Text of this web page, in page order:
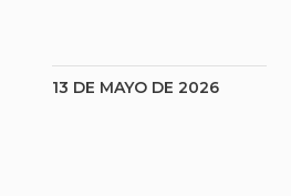
13 DE MAYO DE 2026